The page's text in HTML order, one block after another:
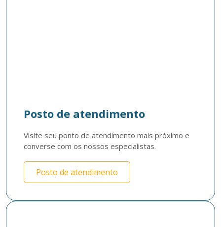
Posto de atendimento
Visite seu ponto de atendimento mais próximo e
converse com os nossos especialistas.
Posto de atendimento